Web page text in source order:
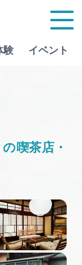
験 イベント
行きたいリストを見る
喫茶店・